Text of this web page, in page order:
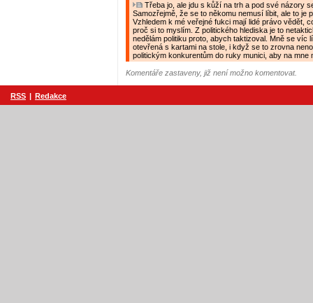
Třeba jo, ale jdu s kůží na trh a pod své názory
Samozřejmě, že se to někomu nemusí líbit, ale to je
Vzhledem k mé veřejné fukci mají lidé právo vědět,
proč si to myslím. Z politického hlediska je to
nedělám politiku proto, abych taktizoval. Mně se víc
otevřená s kartami na stole, i když se to zrovna
politickým konkurentům do ruky munici, aby na mne
Komentáře zastaveny, již není možno komentovat.
RSS | Redakce